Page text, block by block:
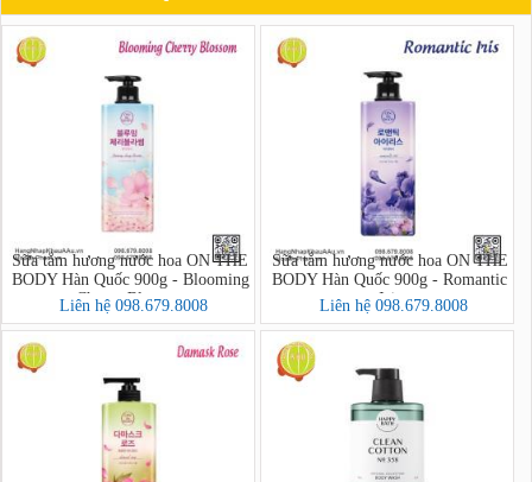
Sữa tắm hương nước hoa ON THE
BODY Hàn Quốc 900g - Blooming
Cherry Blossom
Liên hệ 098.679.8008
Sữa tắm hương nước hoa ON THE
BODY Hàn Quốc 900g - Romantic
Iris
Liên hệ 098.679.8008